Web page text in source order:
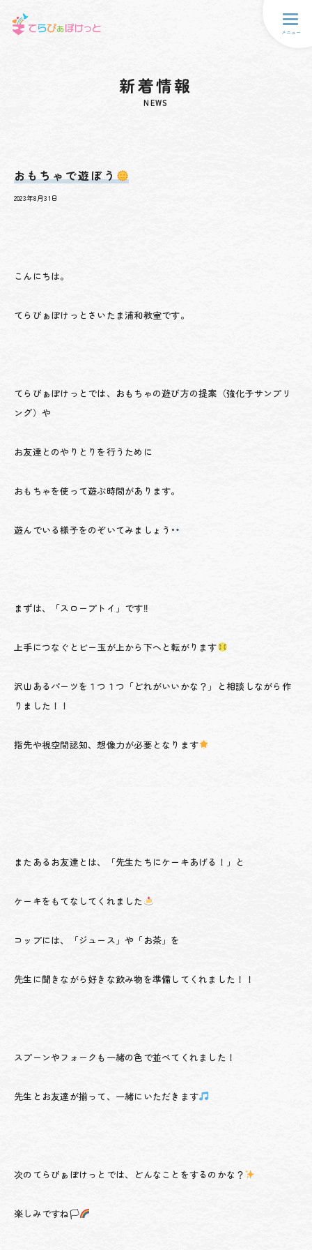
メニュー
新着情報
NEWS
おもちゃで遊ぼう
2023年8月31日
こんにちは。
てらぴぁぽけっとさいたま浦和教室です。
てらぴぁぽけっとでは、おもちゃの遊び方の提案（強化子サンプリ
ング）や
お友達とのやりとりを行うために
おもちゃを使って遊ぶ時間があります。
遊んでいる様子をのぞいてみましょう
まずは、「スロープトイ」です‼
上手につなぐとビー玉が上から下へと転がります
沢山あるパーツを１つ１つ「どれがいいかな？」と相談しながら作
りました！！
指先や視空間認知、想像力が必要となります
またあるお友達とは、「先生たちにケーキあげる！」と
ケーキをもてなしてくれました
コップには、「ジュース」や「お茶」を
先生に聞きながら好きな飲み物を準備してくれました！！
スプーンやフォークも一緒の色で並べてくれました！
先生とお友達が揃って、一緒にいただきます
次のてらぴぁぽけっとでは、どんなことをするのかな？
楽しみですね🏳‍